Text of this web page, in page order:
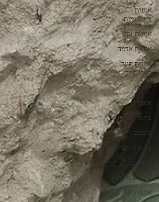
אמנות
בינלאומית
אמנות גוף
אמנות אדמה
אמנות חיות
בעלי חיים
'קולאז
אוצרות
ביקור סטודיו
מופשט
ביקורת תערוכה
שטיחים
אומנות מלאכה
אמנות יפנית